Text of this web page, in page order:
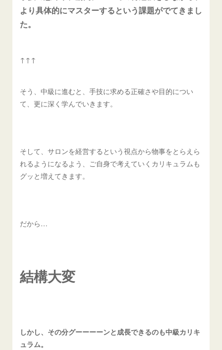
より具体的にマスターするという課題がでてきまし
た。
↑↑↑
そう、中級に進むと、手技に求める正確さや目的につい
て、更に深く学んでいきます。
そして、サロンを経営するという視点から物事をとらえら
れるようになるよう、ご自身で考えていくカリキュラムも
グッと増えてきます。
だから…
結構大変
しかし、その分グーーーーンと成長できるのも中級カリキ
ュラム。